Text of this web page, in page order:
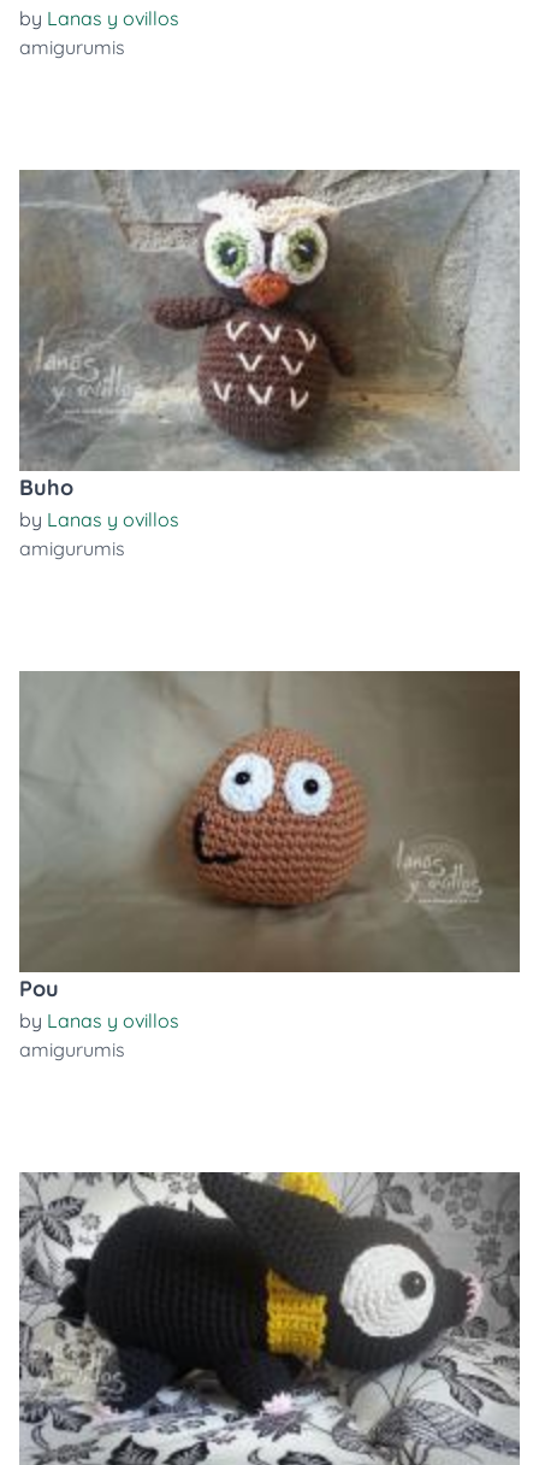
by Lanas y ovillos
amigurumis
Buho
by Lanas y ovillos
amigurumis
Pou
by Lanas y ovillos
amigurumis